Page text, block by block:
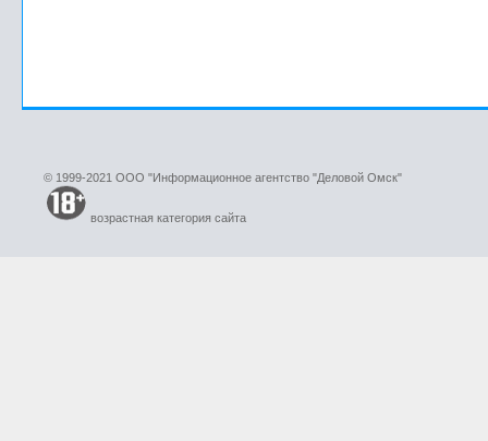
© 1999-2021 ООО "Информационное агентство "Деловой Омск"
возрастная категория сайта